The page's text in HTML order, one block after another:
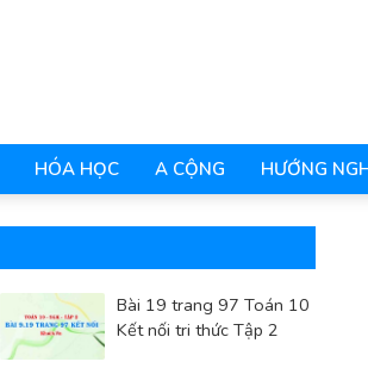
HÓA HỌC A CỘNG HƯỚNG
Bài 19 trang 97 Toán 10
Kết nối tri thức Tập 2